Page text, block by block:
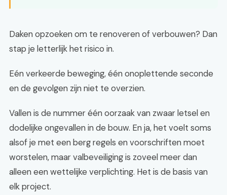
Daken opzoeken om te renoveren of verbouwen? Dan
stap je letterlijk het risico in.
Eén verkeerde beweging, één onoplettende seconde
en de gevolgen zijn niet te overzien.
Vallen is de nummer één oorzaak van zwaar letsel en
dodelijke ongevallen in de bouw. En ja, het voelt soms
alsof je met een berg regels en voorschriften moet
worstelen, maar valbeveiliging is zoveel meer dan
alleen een wettelijke verplichting. Het is de basis van
elk project.